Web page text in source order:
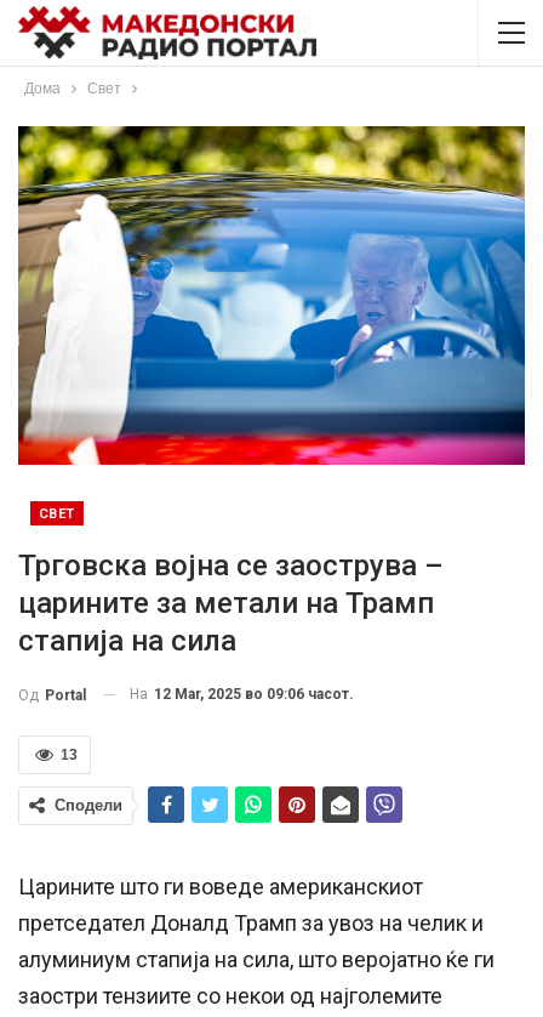
Дома Свет
СВЕТ
Трговска војна се заострува –
царините за метали на Трамп
стапија на сила
Од Portal На 12 Mar, 2025 во 09:06 часот.
13
Сподели
Царините што ги воведе американскиот
претседател Доналд Трамп за увоз на челик и
алуминиум стапија на сила, што веројатно ќе ги
заостри тензиите со некои од најголемите